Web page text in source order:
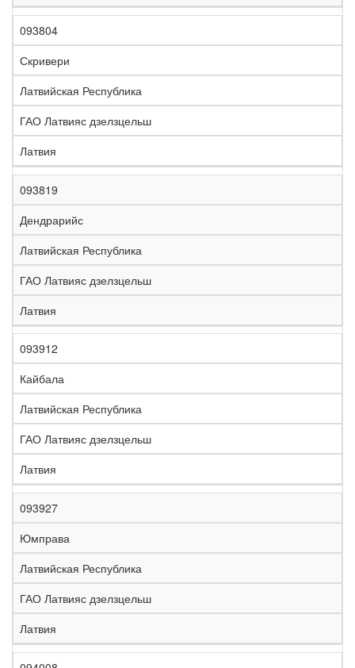
093804
Скривери
Латвийская Республика
ГАО Латвияс дзелзцельш
Латвия
093819
Дендрарийс
Латвийская Республика
ГАО Латвияс дзелзцельш
Латвия
093912
Кайбала
Латвийская Республика
ГАО Латвияс дзелзцельш
Латвия
093927
Юмправа
Латвийская Республика
ГАО Латвияс дзелзцельш
Латвия